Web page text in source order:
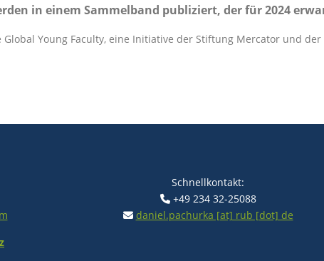
in einem Sammelband publiziert, der für 2024
Young Faculty, eine Initiative der Stiftung Mercator und
Schnellkontakt:
+49 234 32-25088
daniel.pachurka [at] rub [dot] de